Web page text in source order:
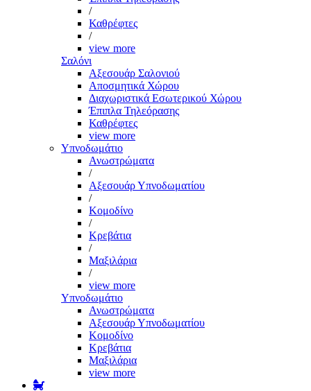
/
Καθρέφτες
/
view more
Σαλόνι
Αξεσουάρ Σαλονιού
Αποσμητικά Χώρου
Διαχωριστικά Εσωτερικού Χώρου
Έπιπλα Τηλεόρασης
Καθρέφτες
view more
Υπνοδωμάτιο
Ανωστρώματα
/
Αξεσουάρ Υπνοδωματίου
/
Κομοδίνο
/
Κρεβάτια
/
Μαξιλάρια
/
view more
Υπνοδωμάτιο
Ανωστρώματα
Αξεσουάρ Υπνοδωματίου
Κομοδίνο
Κρεβάτια
Μαξιλάρια
view more